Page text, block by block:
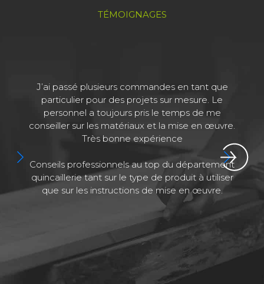
TÉMOIGNAGES
J’ai passé plusieurs commandes en tant que
particulier pour des projets sur mesure. Le
personnel a toujours pris le temps de me
conseiller sur les matériaux et la mise en œuvre.
Très bonne expérience
Conseils professionnels au top du département
quincaillerie tant sur le type de produit à utiliser
que sur les instructions de mise en œuvre.